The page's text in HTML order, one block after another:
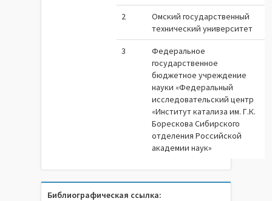
2
Омский государственный
технический университет
3
Федеральное
государственное
бюджетное учреждение
науки «Федеральный
исследовательский центр
«Институт катализа им. Г.К.
Борескова Сибирского
отделения Российской
академии наук»
Библиографическая ссылка: